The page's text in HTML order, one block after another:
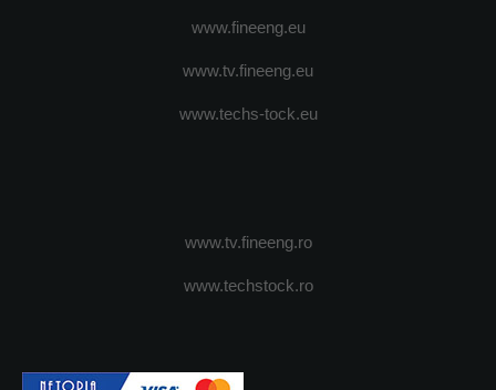
www.fineeng.eu
www.tv.fineeng.eu
www.techs-tock.eu
www.tv.fineeng.ro
www.techstock.ro